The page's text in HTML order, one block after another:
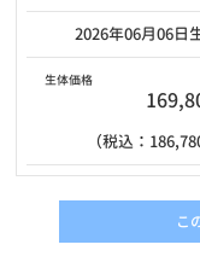
2026年06月06日
生体価格
（税込：
こ